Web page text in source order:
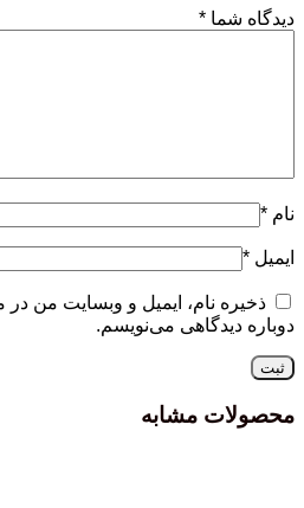
دیدگاه شما *
نام *
ایمیل *
ذخیره نام، ایمیل و وبسایت من
دوباره دیدگاهی می‌نویسم.
محصولات مشابه